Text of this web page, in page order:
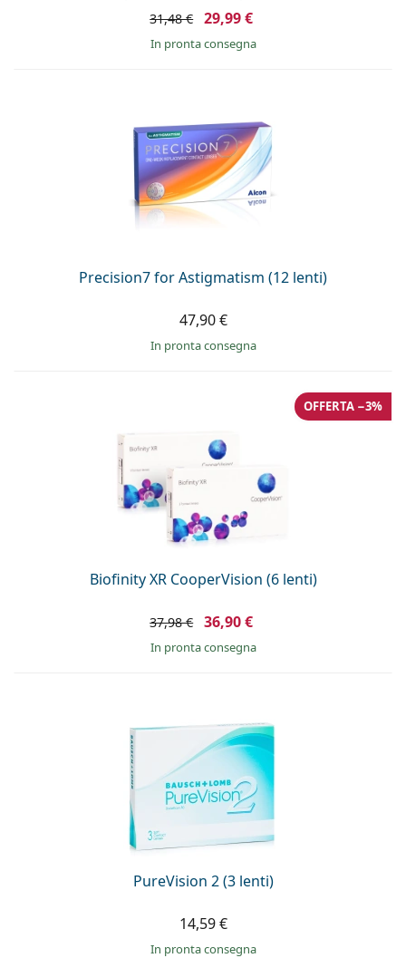
31,48 € 29,99 €
in pronta consegna
Precision7 for Astigmatism (12 lenti)
47,90 €
in pronta consegna
Biofinity XR CooperVision (6 lenti)
OFFERTA −3%
37,98 € 36,90 €
in pronta consegna
PureVision 2 (3 lenti)
14,59 €
in pronta consegna